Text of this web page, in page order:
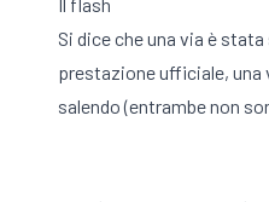
Si dice che una via è
prestazione ufficiale, una
salendo (entrambe non